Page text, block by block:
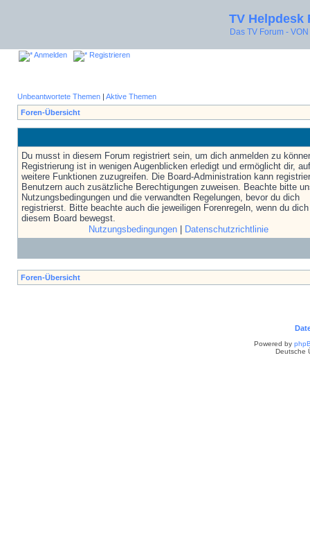
TV Helpdesk
Das TV Forum -
Anmelden Registrieren
Unbeantwortete Themen | Aktive Themen
Foren-Übersicht
Du musst in diesem Forum registriert sein, um dich anmelden zu
Registrierung ist in wenigen Augenblicken erledigt und ermöglicht dir, auf
weitere Funktionen zuzugreifen. Die Board-Administration kann
Benutzern auch zusätzliche Berechtigungen zuweisen. Beachte bitte
Nutzungsbedingungen und die verwandten Regelungen, bevor du dich
registrierst. Bitte beachte auch die jeweiligen Forenregeln, wenn du
diesem Board bewegst.
Nutzungsbedingungen| Datenschutzrichtlinie
Foren-Übersicht
Powered by
Deutsche